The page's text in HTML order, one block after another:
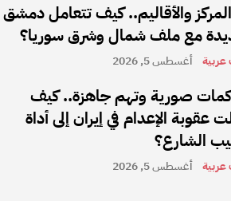
والأقاليم.. كيف تتعامل دمشق
مع ملف شمال وشرق سوريا؟
أغسطس 5, 2026
صورية وتهم جاهزة.. كيف
عقوبة الإعدام في إيران إلى أداة
الشارع؟
أغسطس 5, 2026